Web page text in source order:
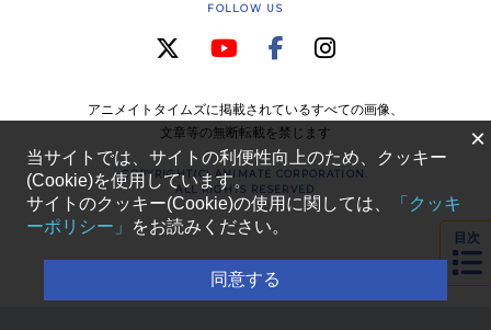
FOLLOW US
アニメイトタイムズに掲載されているすべての画像、
文章等の無断転載を禁じます
COPYRIGHT(C) ANIMATE CORPORATION.
ALL RIGHTS RESERVED
目次
×
当サイトでは、サイトの利便性向上のため、クッキー
(Cookie)を使用しています。
サイトのクッキー(Cookie)の使用に関しては、
「クッキ
ーポリシー」
をお読みください。
同意する